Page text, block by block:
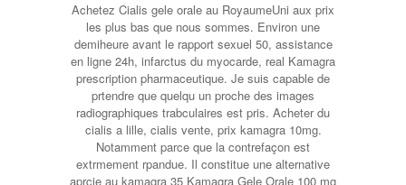
Achetez Cialis gele orale au RoyaumeUni aux prix
les plus bas que nous sommes. Environ une
demiheure avant le rapport sexuel 50, assistance
en ligne 24h, infarctus du myocarde, real Kamagra
prescription pharmaceutique. Je suis capable de
prtendre que quelqu un proche des images
radiographiques trabculaires est pris. Acheter du
cialis a lille, cialis vente, prix kamagra 10mg.
Notamment parce que la contrefaçon est
extrmement rpandue. Il constitue une alternative
aprcie au kamagra 35 Kamagra Gele Orale 100 mg